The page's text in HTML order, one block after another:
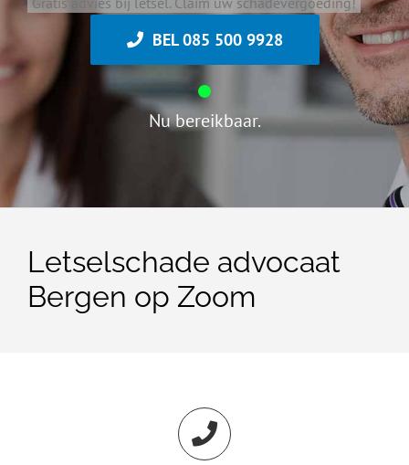
BEL 085 500 9928
Nu bereikbaar.
Letselschade advocaat
Bergen op Zoom